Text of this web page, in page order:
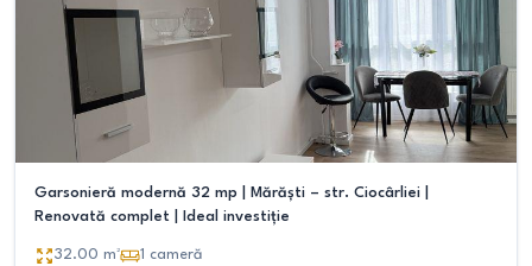
Garsonieră modernă 32 mp | Mărăști – str. Ciocârliei |
Renovată complet | Ideal investiție
32.00 m² 1 cameră